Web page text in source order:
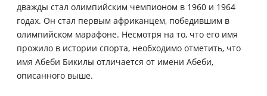
дважды стал олимпийским чемпионом в 1960 и 1964
годах. Он стал первым африканцем, победившим в
олимпийском марафоне. Несмотря на то, что его имя
прожило в истории спорта, необходимо отметить, что
имя Абеби Бикилы отличается от имени Абеби,
описанного выше.